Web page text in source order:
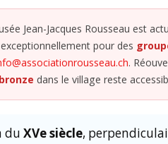
Jean-Jacques Rousseau est
pour des
.
dans le village reste
duXVe siècle,